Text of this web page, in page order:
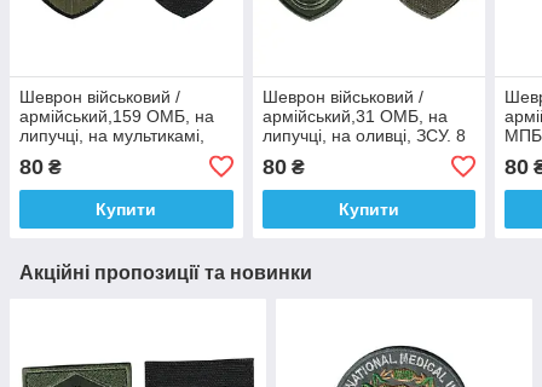
Шеврон військовий /
армійський,159 ОМБ, на
липучці, на мультикамі,
80 ₴
Купити
Шеврон військовий /
армійський,31 ОМБ, на
липучці, на оливці, ЗСУ. 8
80₴
Купити
80
Акційні пропозиції та новинки